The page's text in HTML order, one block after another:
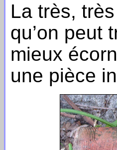
La très,
qu’on peut
mieux
une pièce